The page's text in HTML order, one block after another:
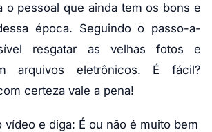
o pessoal que ainda tem os bons e
época. Seguindo o passo-a-
resgatar as velhas fotos e
arquivos eletrônicos. É fácil?
certeza vale a pena!
vídeo e diga: É ou não é muito bem